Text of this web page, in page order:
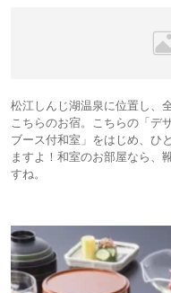
松江しんじ湖温泉に位置し、
こちらのお宿。こちらの「デ
ブース付和室」をはじめ、ひ
ますよ！和室のお部屋なら、
すね。